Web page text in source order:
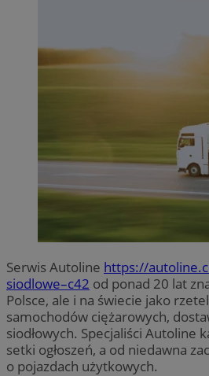
Serwis Autoline https://
siodlowe–c42 od ponad 20 lat
Polsce, ale i na świecie jako
samochodów ciężarowych,
siodłowych. Specjaliści Autoline
setki ogłoszeń, a od niedawna
o pojazdach użytkowych.